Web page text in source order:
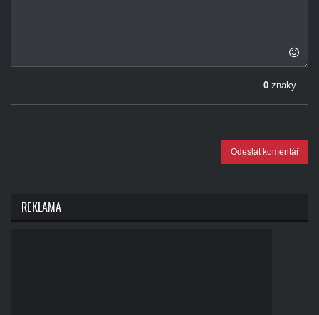
0 znaky
Odeslat komentář
REKLAMA